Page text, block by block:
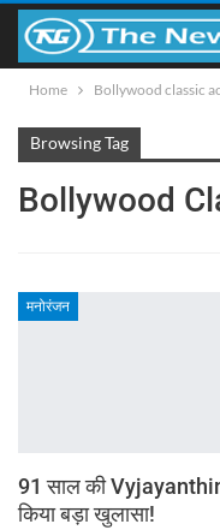
Home Bollywood classic
Browsing Tag
Bollywood
मनोरंजन
91 साल की
किया बड़ा खुलासा!